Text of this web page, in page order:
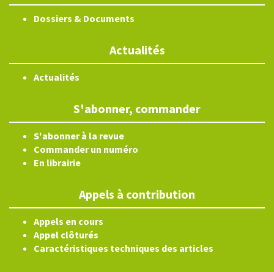
Dossiers & Documents
Actualités
Actualités
S'abonner, commander
S'abonner à la revue
Commander un numéro
En librairie
Appels à contribution
Appels en cours
Appel clôturés
Caractéristiques techniques des articles